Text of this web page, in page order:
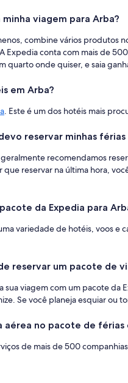
viagem para Arba?
combine vários produtos
Expedia conta com mais de
quarto onde quiser, e saia
em Arba?
. Este é um dos hotéis mais
reservar minhas férias
recomendamos
que reservar na última hora,
da Expedia para
variedade de hotéis, voos e
reservar um pacote de
viagem com um pacote da
Se você planeja esquiar ou
aérea no pacote de férias
de mais de 500